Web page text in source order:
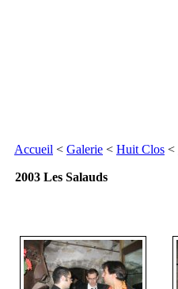
Accueil < Galerie < Huit Clos <
2003 Les Salauds